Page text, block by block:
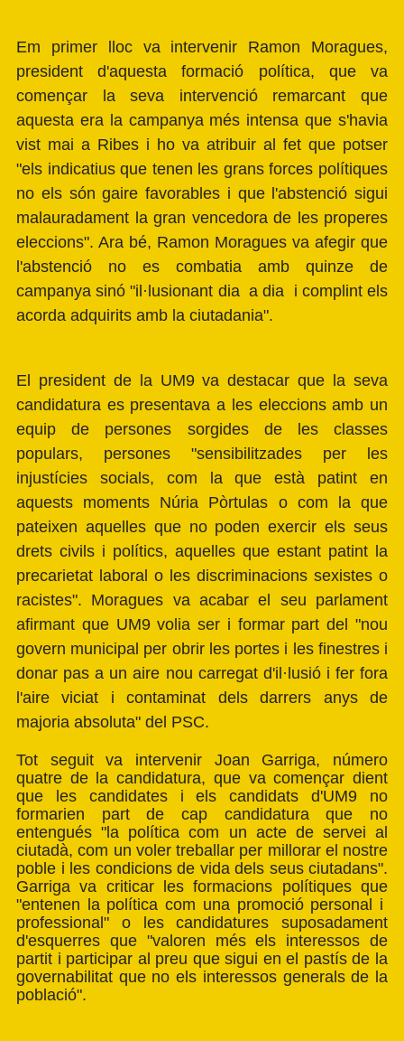
Em primer lloc va intervenir Ramon Moragues,
president d'aquesta formació política, que va
començar la seva intervenció remarcant que
aquesta era la campanya més intensa que s'havia
vist mai a Ribes i ho va atribuir al fet que potser
"els indicatius que tenen les grans forces polítiques
no els són gaire favorables i que l'abstenció sigui
malauradament la gran vencedora de les properes
eleccions". Ara bé, Ramon Moragues va afegir que
l'abstenció no es combatia amb quinze de
campanya sinó "il·lusionant dia a dia i complint els
acorda adquirits amb la ciutadania".
El president de la UM9 va destacar que la seva
candidatura es presentava a les eleccions amb un
equip de persones sorgides de les classes
populars, persones "sensibilitzades per les
injustícies socials, com la que està patint en
aquests moments Núria Pòrtulas o com la que
pateixen aquelles que no poden exercir els seus
drets civils i polítics, aquelles que estant patint la
precarietat laboral o les discriminacions sexistes o
racistes". Moragues va acabar el seu parlament
afirmant que UM9 volia ser i formar part del "nou
govern municipal per obrir les portes i les finestres i
donar pas a un aire nou carregat d'il·lusió i fer fora
l'aire viciat i contaminat dels darrers anys de
majoria absoluta" del PSC.
Tot seguit va intervenir Joan Garriga, número
quatre de la candidatura, que va començar dient
que les candidates i els candidats d'UM9 no
formarien part de cap candidatura que no
entengués "la política com un acte de servei al
ciutadà, com un voler treballar per millorar el nostre
poble i les condicions de vida dels seus ciutadans".
Garriga va criticar les formacions polítiques que
"entenen la política com una promoció personal i
professional" o les candidatures suposadament
d'esquerres que "valoren més els interessos de
partit i participar al preu que sigui en el pastís de la
governabilitat que no els interessos generals de la
població".